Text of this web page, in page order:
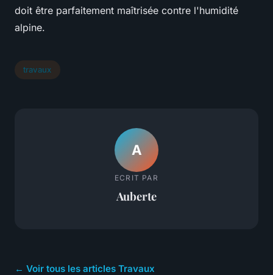
doit être parfaitement maîtrisée contre l'humidité
alpine.
travaux
A
ECRIT PAR
Auberte
← Voir tous les articles Travaux